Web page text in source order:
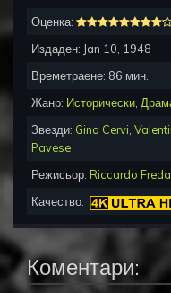
Оценка:
Издаден: Jan 10, 1948
Времетраене: 86 мин.
Жанр: Исторически
Звезди: Gino Cervi
Pavese
Режисьор: Riccardo Freda
Качество:
Коментари: